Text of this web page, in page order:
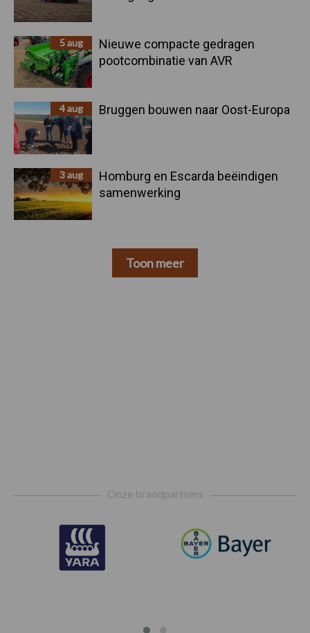
5 aug
Nieuwe compacte gedragen
pootcombinatie van AVR
4 aug Bruggen bouwen naar Oost-Europa
3 aug
Homburg en Escarda beëindigen
samenwerking
Toon meer
Onze brandpartners